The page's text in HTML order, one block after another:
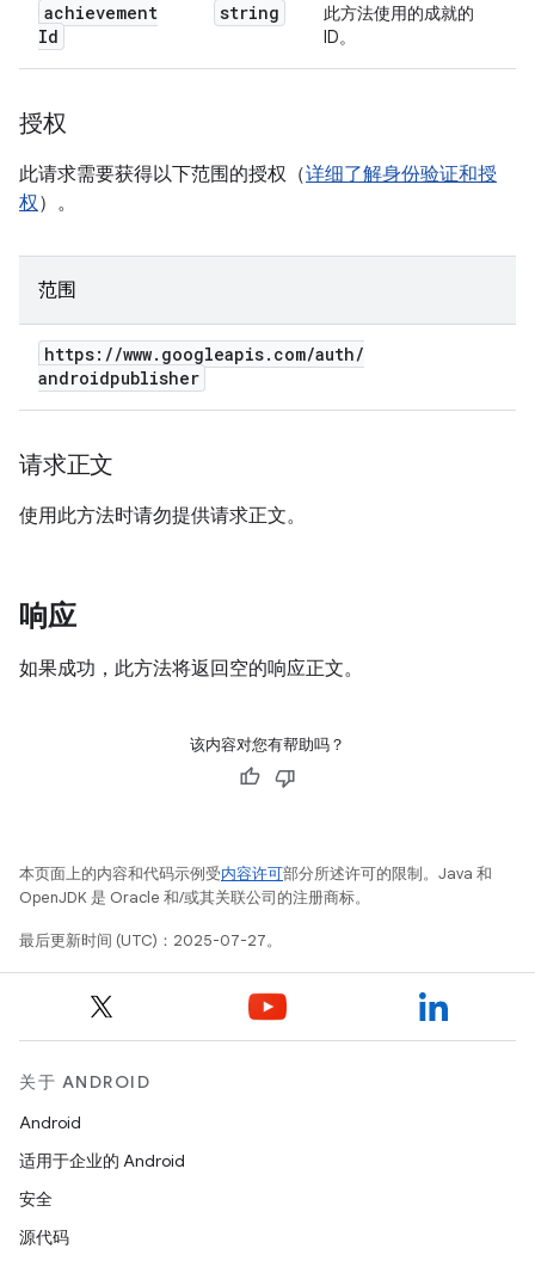
achievement
Id
string
此方法使用的成就的
ID。
授权
此请求需要获得以下范围的授权（详细了解身份验证和授
权）。
范围
https: //www. googleapis. com/auth/
androidpublisher
请求正文
使用此方法时请勿提供请求正文。
响应
如果成功，此方法将返回空的响应正文。
该内容对您有帮助吗？
本页面上的内容和代码示例受内容许可部分所述许可的限制。Java 和
OpenJDK 是 Oracle 和/或其关联公司的注册商标。
最后更新时间 (UTC)：2025-07-27。
关于 ANDROID
Android
适用于企业的 Android
安全
源代码